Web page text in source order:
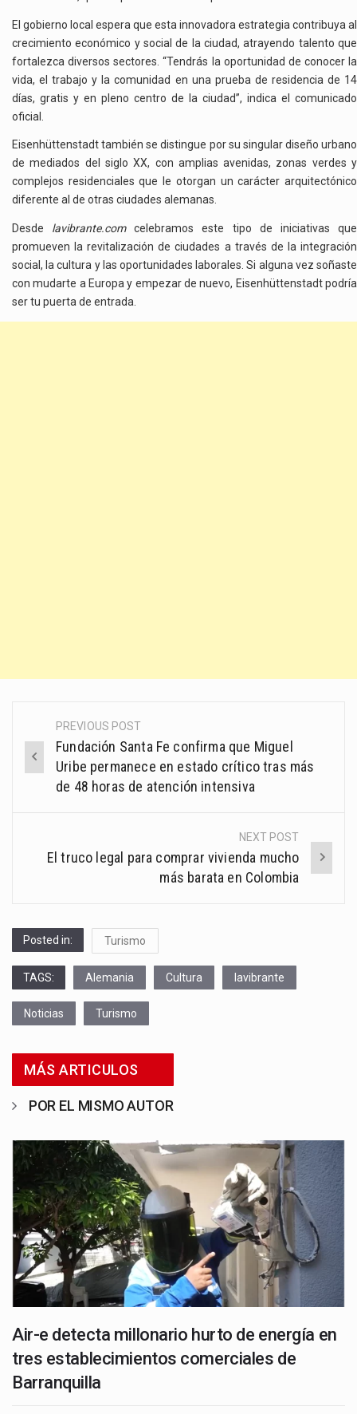
El gobierno local espera que esta innovadora estrategia contribuya al
crecimiento económico y social de la ciudad, atrayendo talento que
fortalezca diversos sectores. “Tendrás la oportunidad de conocer la
vida, el trabajo y la comunidad en una prueba de residencia de 14
días, gratis y en pleno centro de la ciudad”, indica el comunicado
oficial.
Eisenhüttenstadt también se distingue por su singular diseño urbano
de mediados del siglo XX, con amplias avenidas, zonas verdes y
complejos residenciales que le otorgan un carácter arquitectónico
diferente al de otras ciudades alemanas.
Desde lavibrante.comcelebramos este tipo de iniciativas que
promueven la revitalización de ciudades a través de la integración
social, la cultura y las oportunidades laborales. Si alguna vez soñaste
con mudarte a Europa y empezar de nuevo, Eisenhüttenstadt podría
ser tu puerta de entrada.
Post
navigation
PREVIOUS POST
Fundación Santa Fe confirma que Miguel
Uribe permanece en estado crítico tras más
de 48 horas de atención intensiva
NEXT POST
El truco legal para comprar vivienda mucho
más barata en Colombia
Posted in: Turismo
TAGS: Alemania Cultura lavibrante
Noticias Turismo
MÁS ARTICULOS
POR EL MISMO AUTOR
Air-e detecta millonario hurto de energía en
tres establecimientos comerciales de
Barranquilla